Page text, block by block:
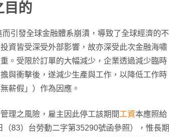
目的
引發全球金融體系崩潰，導致了全球經濟的不
資皆受深受外部影響，故亦深受此次金融海嘯
。受限於訂單的大幅減少，企業透過減少臨時
與衝擊後，遂減少生產與工作，以降低工作時
薪假」）作為因應。
理之風險，雇主因此停工該期間工資本應照給
（83）台勞動二字第35290號函參照），惟長期